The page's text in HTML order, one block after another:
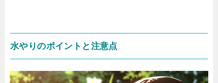
水やりのポイントと注意点